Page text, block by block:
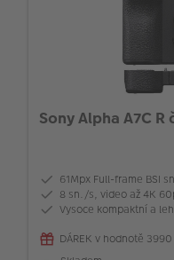
Sony Alpha A7C
61Mpx Full-frame BSI
8 sn./s, video až 4K
Vysoce kompaktní a
DÁREK v hodnotě